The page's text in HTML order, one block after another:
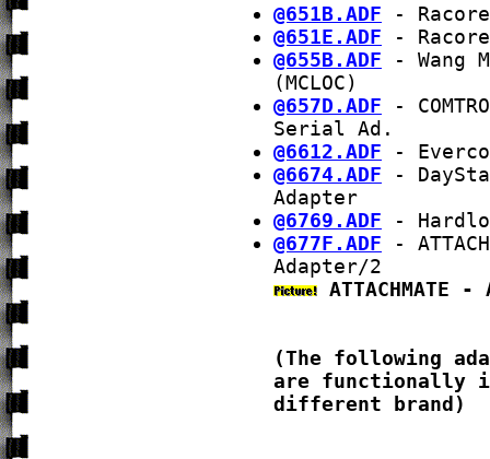
@651B.ADF -
@651E.ADF -
@655B.ADF - Wang
(MCLOC)
@657D.ADF -
Serial Ad.
@6612.ADF -
@6674.ADF -
Adapter
@6769.ADF -
@677F.ADF -
Adapter/2
ATTACHMATE
(The following
are functionally
different brand)